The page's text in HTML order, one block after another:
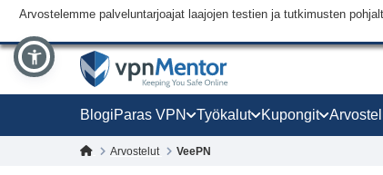
Arvostelemme palveluntarjoajat laajojen testien ja tutkimusten
BlogiParas VPN Työkalut Kupongit
Arvostelut VeePN